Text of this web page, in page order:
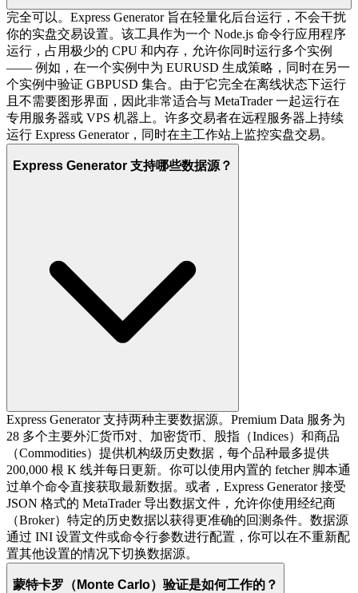
完全可以。Express Generator 旨在轻量化后台运行，不会干扰
你的实盘交易设置。该工具作为一个 Node.js 命令行应用程序
运行，占用极少的 CPU 和内存，允许你同时运行多个实例
—— 例如，在一个实例中为 EURUSD 生成策略，同时在另一
个实例中验证 GBPUSD 集合。由于它完全在离线状态下运行
且不需要图形界面，因此非常适合与 MetaTrader 一起运行在
专用服务器或 VPS 机器上。许多交易者在远程服务器上持续
运行 Express Generator，同时在主工作站上监控实盘交易。
Express Generator 支持哪些数据源？
Express Generator 支持两种主要数据源。Premium Data 服务为
28 多个主要外汇货币对、加密货币、股指（Indices）和商品
（Commodities）提供机构级历史数据，每个品种最多提供
200,000 根 K 线并每日更新。你可以使用内置的 fetcher 脚本通
过单个命令直接获取最新数据。或者，Express Generator 接受
JSON 格式的 MetaTrader 导出数据文件，允许你使用经纪商
（Broker）特定的历史数据以获得更准确的回测条件。数据源
通过 INI 设置文件或命令行参数进行配置，你可以在不重新配
置其他设置的情况下切换数据源。
蒙特卡罗（Monte Carlo）验证是如何工作的？